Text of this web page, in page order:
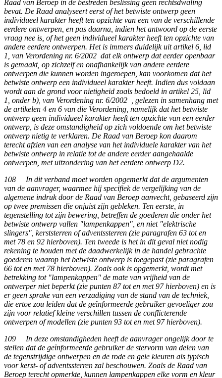
Raad van Beroep in de bestreden beslissing geen rechtsdwaling
bevat. De Raad analyseert eerst of het betwiste ontwerp geen
individueel karakter heeft ten opzichte van een van de verschillende
eerdere ontwerpen, en pas daarna, indien het antwoord op de eerste
vraag nee is, of het geen individueel karakter heeft ten opzichte van
andere eerdere ontwerpen. Het is immers duidelijk uit artikel 6, lid
1, van Verordening nr. 6/2002 dat elk ontwerp dat eerder openbaar
is gemaakt, op zichzelf en onafhankelijk van andere eerdere
ontwerpen die kunnen worden ingeroepen, kan voorkomen dat het
betwiste ontwerp een individueel karakter heeft. Indien dus voldaan
wordt aan de grond voor nietigheid zoals bedoeld in artikel 25, lid
1, onder b), van Verordening nr. 6/2002 , gelezen in samenhang met
de artikelen 4 en 6 van die Verordening, namelijk dat het betwiste
ontwerp geen individueel karakter heeft ten opzichte van een eerder
ontwerp, is deze omstandigheid op zich voldoende om het betwiste
ontwerp nietig te verklaren. De Raad van Beroep kon daarom
terecht afzien van een analyse van het individuele karakter van het
betwiste ontwerp in relatie tot de andere eerder aangehaalde
ontwerpen, met uitzondering van het eerdere ontwerp D2.
108 In dit verband moet worden opgemerkt dat de argumenten
van de aanvrager, waarmee hij specifiek de vergelijking van de
algemene indruk door de Raad van Beroep aanvecht, gebaseerd zijn
op twee premissen die onjuist zijn gebleken. Ten eerste, in
tegenstelling tot zijn bewering, betreffen de goederen die onder het
betwiste ontwerp vallen "lampenkappen", en niet "elektrische
slingers", kerststerren of adventssterren (zie paragrafen 63 tot en
met 78 en 92 hierboven). Ten tweede is het in dit geval niet nodig
rekening te houden met de daadwerkelijk in de handel gebrachte
goederen waarop het betwiste ontwerp is toegepast (zie paragrafen
66 tot en met 78 hierboven). Zoals ook is opgemerkt, wordt met
betrekking tot "lampenkappen" de mate van vrijheid van de
ontwerper niet beperkt (zie punten 87 tot en met 97 hierboven) en is
er geen sprake van een verzadiging van de stand van de techniek,
die ertoe zou leiden dat de geïnformeerde gebruiker gevoeliger zou
zijn voor relatief kleine verschillen tussen de conflicterende
ontwerpen of modellen (zie punten 93 tot en met 97 hierboven).
109 In deze omstandigheden heeft de aanvrager ongelijk door te
stellen dat de geïnformeerde gebruiker de stervorm van delen van
de tegenstrijdige ontwerpen en de rode en gele kleuren als typisch
voor kerst- of adventssterren zal beschouwen. Zoals de Raad van
Beroep terecht opmerkte, kunnen lampenkappen elke vorm en kleur